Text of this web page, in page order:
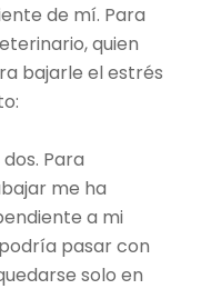
de mí. Para
quien
bajarle el estrés
Para
me ha
a mi
pasar con
solo en